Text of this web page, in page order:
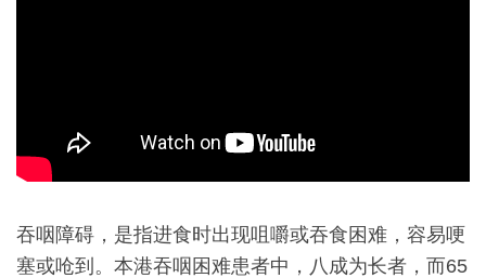
吞咽障碍，是指进食时出现咀嚼或吞食困难，容易哽
塞或呛到。本港吞咽困难患者中，八成为长者，而65